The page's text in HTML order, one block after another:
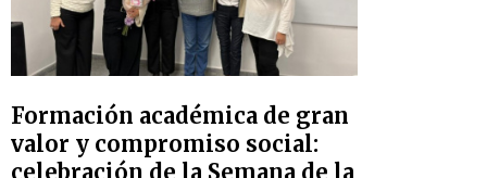
Formación académica de gran
valor y compromiso social:
celebración de la Semana de la